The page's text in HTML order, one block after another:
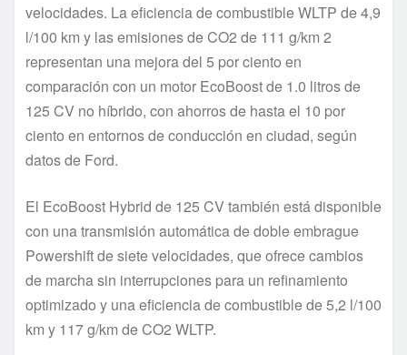
velocidades. La eficiencia de combustible WLTP de 4,9
l/100 km y las emisiones de CO2 de 111 g/km 2
representan una mejora del 5 por ciento en
comparación con un motor EcoBoost de 1.0 litros de
125 CV no híbrido, con ahorros de hasta el 10 por
ciento en entornos de conducción en ciudad, según
datos de Ford.
El EcoBoost Hybrid de 125 CV también está disponible
con una transmisión automática de doble embrague
Powershift de siete velocidades, que ofrece cambios
de marcha sin interrupciones para un refinamiento
optimizado y una eficiencia de combustible de 5,2 l/100
km y 117 g/km de CO2 WLTP.